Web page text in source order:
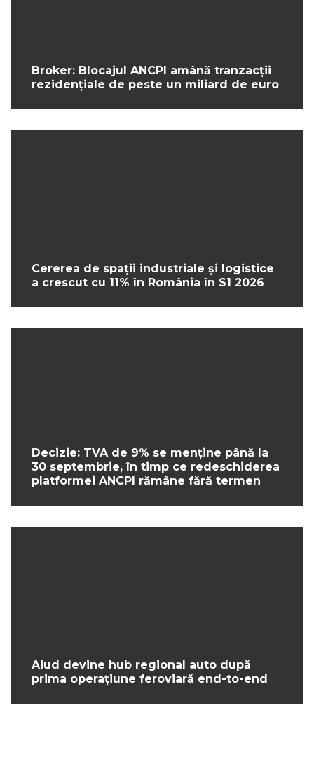
Broker: Blocajul ANCPI amână tranzacții
rezidențiale de peste un miliard de euro
Cererea de spații industriale și logistice
a crescut cu 11% în România în S1 2026
Decizie: TVA de 9% se menține până la
30 septembrie, în timp ce redeschiderea
platformei ANCPI rămâne fără termen
Aiud devine hub regional auto după
prima operațiune feroviară end-to-end